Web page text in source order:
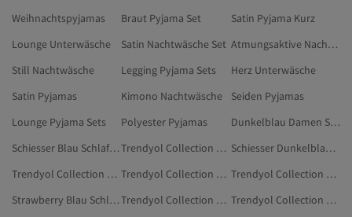
Weihnachtspyjamas
Braut Pyjama Set
Satin Pyjama Kurz
Lounge Unterwäsche
Satin Nachtwäsche Set
Atmungsaktive Nachtwäsche
Still Nachtwäsche
Legging Pyjama Sets
Herz Unterwäsche
Satin Pyjamas
Kimono Nachtwäsche
Seiden Pyjamas
Lounge Pyjama Sets
Polyester Pyjamas
Dunkelblau Damen Schlafanzüge
Schiesser Blau Schlafanzüge
Trendyol Collection Orange Schlafanzüge
Schiesser Dunkelblau Schlafanzüge
Trendyol Collection Lila Schlafanzüge
Trendyol Collection Cremefarben Schlafanzüge
Trendyol Collection Burgundrot Schlafanzüge
Strawberry Blau Schlafanzüge
Trendyol Collection Blau Hausbekleidung
Trendyol Collection Weiß Schlafanzüge